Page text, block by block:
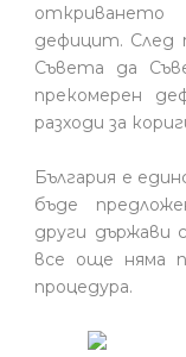
откриването
дефицит. След
Съвета да
прекомерен
разходи за
България е
бъде
други държави
все още няма
процедура.